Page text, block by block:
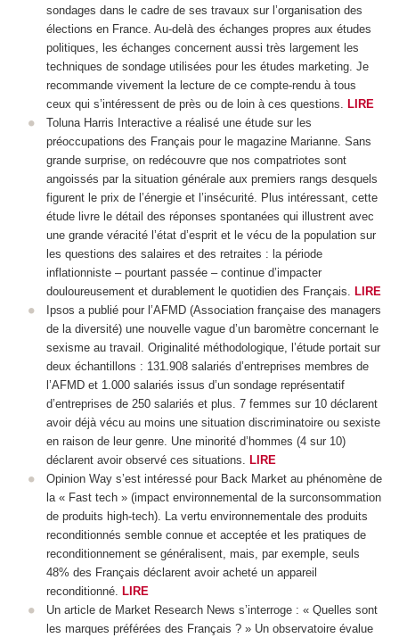
sondages dans le cadre de ses travaux sur l’organisation des
élections en France. Au-delà des échanges propres aux études
politiques, les échanges concernent aussi très largement les
techniques de sondage utilisées pour les études marketing. Je
recommande vivement la lecture de ce compte-rendu à tous
ceux qui s’intéressent de près ou de loin à ces questions. LIRE
Toluna Harris Interactive a réalisé une étude sur les
préoccupations des Français pour le magazine Marianne. Sans
grande surprise, on redécouvre que nos compatriotes sont
angoissés par la situation générale aux premiers rangs desquels
figurent le prix de l’énergie et l’insécurité. Plus intéressant, cette
étude livre le détail des réponses spontanées qui illustrent avec
une grande véracité l’état d’esprit et le vécu de la population sur
les questions des salaires et des retraites : la période
inflationniste – pourtant passée – continue d’impacter
douloureusement et durablement le quotidien des Français. LIRE
Ipsos a publié pour l’AFMD (Association française des managers
de la diversité) une nouvelle vague d’un baromètre concernant le
sexisme au travail. Originalité méthodologique, l’étude portait sur
deux échantillons : 131.908 salariés d’entreprises membres de
l’AFMD et 1.000 salariés issus d’un sondage représentatif
d’entreprises de 250 salariés et plus. 7 femmes sur 10 déclarent
avoir déjà vécu au moins une situation discriminatoire ou sexiste
en raison de leur genre. Une minorité d’hommes (4 sur 10)
déclarent avoir observé ces situations. LIRE
Opinion Way s’est intéressé pour Back Market au phénomène de
la « Fast tech » (impact environnemental de la surconsommation
de produits high-tech). La vertu environnementale des produits
reconditionnés semble connue et acceptée et les pratiques de
reconditionnement se généralisent, mais, par exemple, seuls
48% des Français déclarent avoir acheté un appareil
reconditionné. LIRE
Un article de Market Research News s’interroge : « Quelles sont
les marques préférées des Français ? » Un observatoire évalue